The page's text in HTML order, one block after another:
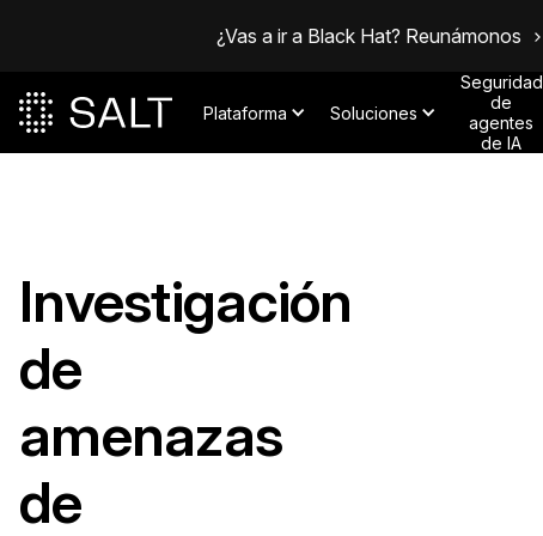
¿Vas a ir a Black Hat? Reunámonos
Plataforma Soluciones
Seguridad
de
agentes
de IA
Investigación
de
amenazas
de